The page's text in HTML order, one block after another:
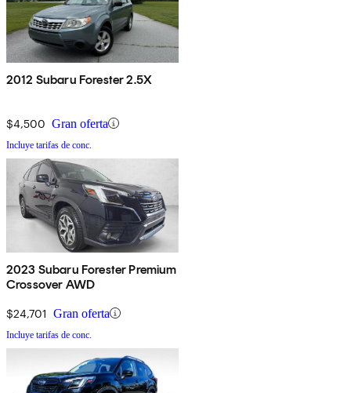
2012 Subaru Forester 2.5X
$4,500 Gran oferta
Incluye tarifas de conc.
2023 Subaru Forester Premium
Crossover AWD
$24,701 Gran oferta
Incluye tarifas de conc.